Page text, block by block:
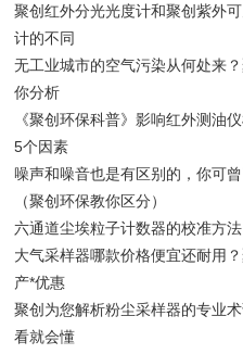
聚创红外分光光度计和聚创紫外
计的不同
无工业城市的空气污染从何处来
你分析
《聚创环保科普》影响红外测油
5个因素
噪声和噪音也是有区别的，你可
（聚创环保教你区分）
六通道尘埃粒子计数器的校准方法
大气采样器哪款价格便宜还耐用
产*优惠
聚创为您解析粉尘采样器的专业
看就会懂